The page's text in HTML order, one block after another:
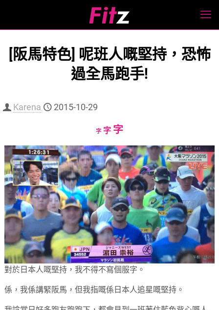
[阪馬特色] 呢班人嘅堅持，恐怖
過全馬跑手!
Karena 2015-10-29
字Decrease
size.
字Reset
size.
字Increase
size.
對於日本人嘅堅持，我不得不寫個服字。
係，我係講緊阪馬，但我指嘅係日本人追星嘅堅持。